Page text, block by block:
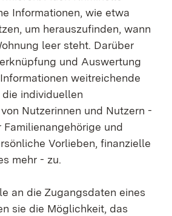
Informationen, wie etwa
um herauszufinden, wann
leer steht. Darüber
und Auswertung
weitreichende
individuellen
Nutzerinnen und Nutzern -
und
Vorlieben, finanzielle
mehr - zu.
an die Zugangsdaten eines
sie die Möglichkeit, das